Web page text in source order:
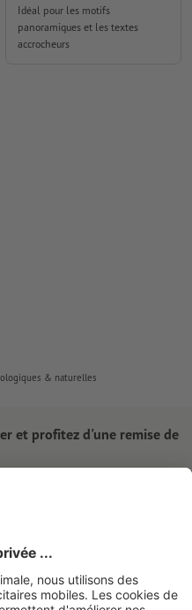
Idéal pour les motifs
panoramiques et les textes
accrocheurs
& naturelles
et profitez d'une remise de